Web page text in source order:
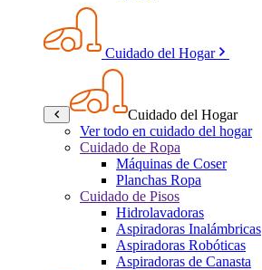
Cuidado del Hogar
Cuidado del Hogar
Ver todo en cuidado del hogar
Cuidado de Ropa
Máquinas de Coser
Planchas Ropa
Cuidado de Pisos
Hidrolavadoras
Aspiradoras Inalámbricas
Aspiradoras Robóticas
Aspiradoras de Canasta